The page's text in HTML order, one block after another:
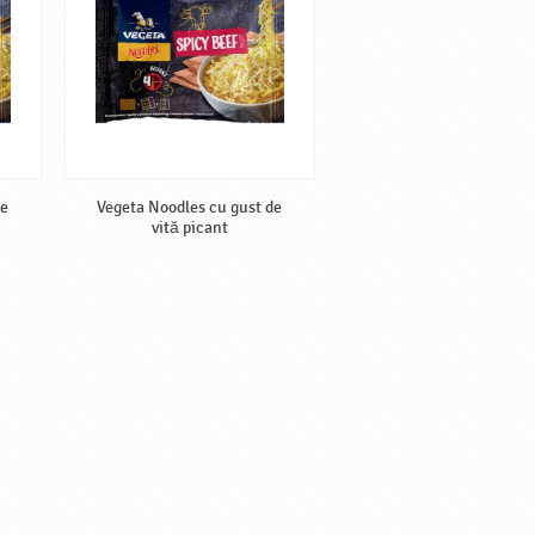
Vegeta Noodles cu gust de
vită picant